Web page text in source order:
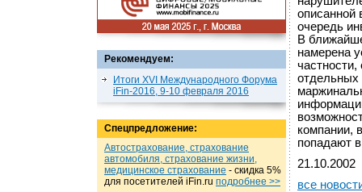
Рекомендуем:
Итоги XVI Международного Форума
iFin-2016, 9-10 февраля 2016
Спецпредложение:
Автострахование, страхование
автомобиля, страхование жизни,
медицинское страхование - cкидка 5%
для посетителей iFin.ru подробнеe >>
описанной
очередь
В
намерена
отдельных
компании,
попадают
21.10.2002
все